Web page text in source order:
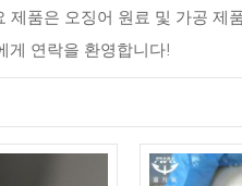
품은 오징어 원료 및 가공 제
게 연락을 환영합니다!